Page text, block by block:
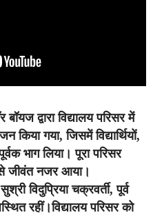
द्वारा विद्यालय परिसर में
किया गया, जिसमें विद्यार्थियों,
भाग लिया। पूरा परिसर
जीवंत नजर आया।
विदुप्रिया चक्रवर्ती, पूर्व
रहीं।विद्यालय परिसर को